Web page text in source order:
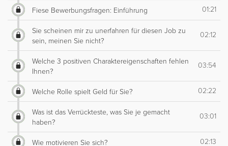
Fiese Bewerbungsfragen: Einführung 01:21
Sie scheinen mir zu unerfahren für diesen Job zu
sein, meinen Sie nicht?
02:12
Welche 3 positiven Charaktereigenschaften fehlen
Ihnen?
03:54
Welche Rolle spielt Geld für Sie? 02:22
Was ist das Verrückteste, was Sie je gemacht
haben?
03:01
Wie motivieren Sie sich? 02:13